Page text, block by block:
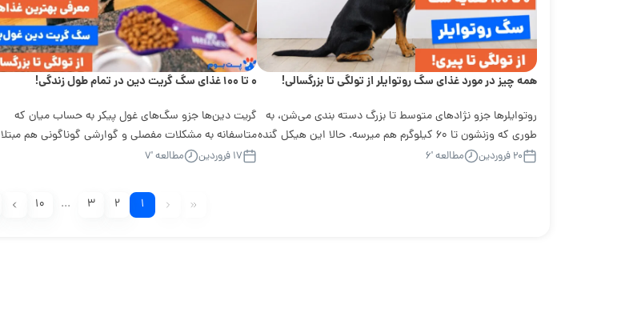
همه چیز در مورد غذای سگ روتوایلر از تولگی تا بزرگسالی!
روتوایلر‌ها جزو نژادهای متوسط تا بزرگ دسته بندی می‌شن، به
طوری که وزنشون تا ۶۰ کیلوگرم هم میرسه. حالا این هیکل گنده
رو با...
۲۰ فروردین مطالعه '۶
۰ تا ۱۰۰ غذای سگ گریت دین در تمام طول زندگی!
گریت دین‌ها جزو سگ‌های غول پیکر به حساب میان که
متاسفانه به مشکلات مفصلی و گوارشی گوناگونی‌ هم مبتلا
میشن. به همین دلیل تغذیه درست...
۱۷ فروردین مطالعه '۷
۱ ۲ ۳ ... ۱۰